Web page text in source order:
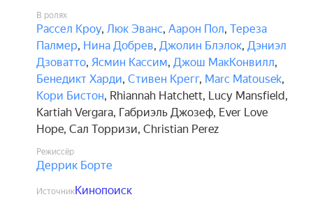
В ролях
Рассел Кроу, Люк Эванс, Аарон Пол, Тереза
Палмер, Нина Добрев, Джолин Блэлок, Дэниэл
Дзоватто, Ясмин Кассим, Джош МакКонвилл,
Бенедикт Харди, Стивен Крегг, Marc Matousek,
Кори Бистон, Rhiannah Hatchett, Lucy Mansfield,
Kartiah Vergara, Габриэль Джозеф, Ever Love
Hope, Сал Торризи, Christian Perez
Режиссёр
Деррик Борте
ИсточникКинопоиск